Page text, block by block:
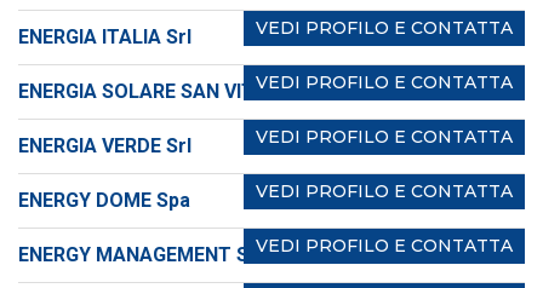
VEDI PROFILO E CONTATTA
ENERGIA ITALIA Srl
VEDI PROFILO E CONTATTA
ENERGIA SOLARE SAN VITO Srl
VEDI PROFILO E CONTATTA
ENERGIA VERDE Srl
VEDI PROFILO E CONTATTA
ENERGY DOME Spa
VEDI PROFILO E CONTATTA
ENERGY MANAGEMENT SERVICES Srl